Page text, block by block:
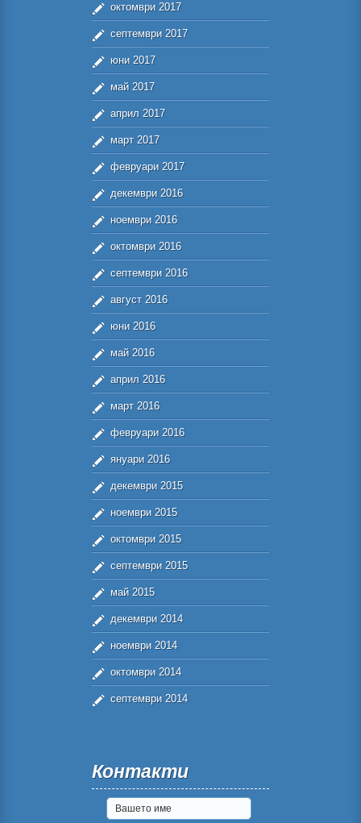
октомври 2017
септември 2017
юни 2017
май 2017
април 2017
март 2017
февруари 2017
декември 2016
ноември 2016
октомври 2016
септември 2016
август 2016
юни 2016
май 2016
април 2016
март 2016
февруари 2016
януари 2016
декември 2015
ноември 2015
октомври 2015
септември 2015
май 2015
декември 2014
ноември 2014
октомври 2014
септември 2014
Контакти